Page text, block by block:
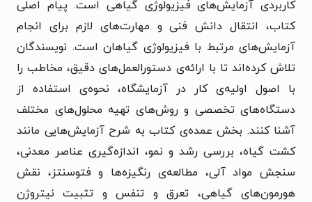
کاربردی آزمایش‌های فیزیولوژی گیاهی است. پیام اصلی
کتاب، انتقال دانش فنی و مهارت‌های لازم برای انجام
آزمایش‌های مرتبط با فیزیولوژی گیاهان است. نویسندگان
تلاش کرده‌اند تا با ارائه‌ی دستورالعمل‌های دقیق، مخاطب را
با اصول اولیه‌ی کار در آزمایشگاه، نحوه‌ی استفاده از
دستگاه‌های تخصصی و روش‌های تهیه محلول‌های مختلف
آشنا کنند. بخش عمده‌ی کتاب به شرح آزمایش‌هایی مانند
کشت گیاه، بررسی رشد و نمو، اندازه‌گیری عناصر معدنی،
سنجش مواد آلی، مطالعه‌ی رنگیزه‌ها و فتوسنتز، نقش
هورمون‌های گیاهی، تعرق و تنفس و تثبیت نیتروژن